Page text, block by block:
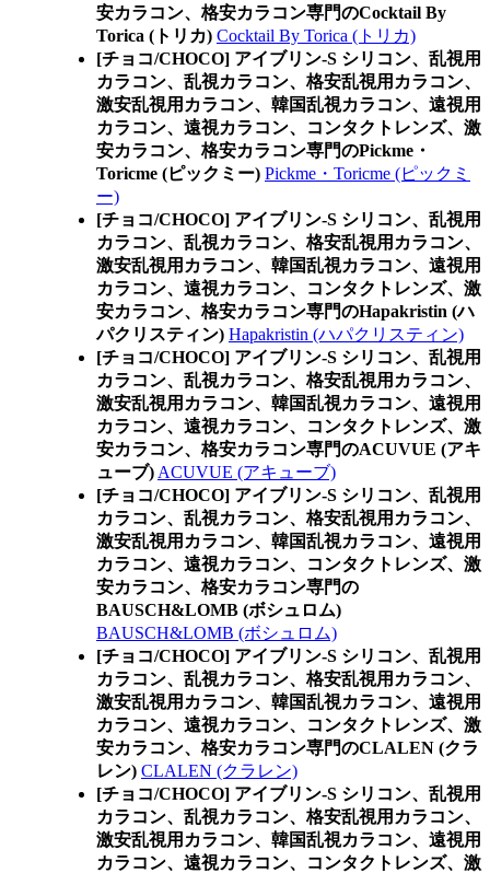
安カラコン、格安カラコン専門のCocktail By
Torica (トリカ) Cocktail By Torica (トリカ)
[チョコ/CHOCO] アイブリン-S シリコン、乱視用
カラコン、乱視カラコン、格安乱視用カラコン、
激安乱視用カラコン、韓国乱視カラコン、遠視用
カラコン、遠視カラコン、コンタクトレンズ、激
安カラコン、格安カラコン専門のPickme・
Toricme (ピックミー) Pickme・Toricme (ピックミ
ー)
[チョコ/CHOCO] アイブリン-S シリコン、乱視用
カラコン、乱視カラコン、格安乱視用カラコン、
激安乱視用カラコン、韓国乱視カラコン、遠視用
カラコン、遠視カラコン、コンタクトレンズ、激
安カラコン、格安カラコン専門のHapakristin (ハ
パクリスティン) Hapakristin (ハパクリスティン)
[チョコ/CHOCO] アイブリン-S シリコン、乱視用
カラコン、乱視カラコン、格安乱視用カラコン、
激安乱視用カラコン、韓国乱視カラコン、遠視用
カラコン、遠視カラコン、コンタクトレンズ、激
安カラコン、格安カラコン専門のACUVUE (アキ
ューブ) ACUVUE (アキューブ)
[チョコ/CHOCO] アイブリン-S シリコン、乱視用
カラコン、乱視カラコン、格安乱視用カラコン、
激安乱視用カラコン、韓国乱視カラコン、遠視用
カラコン、遠視カラコン、コンタクトレンズ、激
安カラコン、格安カラコン専門の
BAUSCH&LOMB (ボシュロム)
BAUSCH&LOMB (ボシュロム)
[チョコ/CHOCO] アイブリン-S シリコン、乱視用
カラコン、乱視カラコン、格安乱視用カラコン、
激安乱視用カラコン、韓国乱視カラコン、遠視用
カラコン、遠視カラコン、コンタクトレンズ、激
安カラコン、格安カラコン専門のCLALEN (クラ
レン) CLALEN (クラレン)
[チョコ/CHOCO] アイブリン-S シリコン、乱視用
カラコン、乱視カラコン、格安乱視用カラコン、
激安乱視用カラコン、韓国乱視カラコン、遠視用
カラコン、遠視カラコン、コンタクトレンズ、激